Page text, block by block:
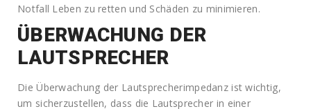
Notfall Leben zu retten und Schäden zu minimieren.
ÜBERWACHUNG DER
LAUTSPRECHER
Die Überwachung der Lautsprecherimpedanz ist wichtig,
um sicherzustellen, dass die Lautsprecher in einer